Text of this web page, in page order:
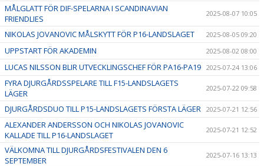
MÅLGLATT FÖR DIF-SPELARNA I SCANDINAVIAN
FRIENDLIES
2025-08-07 10:05
NIKOLAS JOVANOVIC MÅLSKYTT FÖR P16-LANDSLAGET 2025-08-05 09:20
UPPSTART FÖR AKADEMIN 2025-08-02 08:00
LUCAS NILSSON BLIR UTVECKLINGSCHEF FÖR PA16-PA19 2025-07-24 13:06
FYRA DJURGÅRDSSPELARE TILL F15-LANDSLAGETS
LÄGER
2025-07-22 09:58
DJURGÅRDSDUO TILL P15-LANDSLAGETS FÖRSTA LÄGER 2025-07-21 12:56
ALEXANDER ANDERSSON OCH NIKOLAS JOVANOVIC
KALLADE TILL P16-LANDSLAGET
2025-07-21 12:52
VÄLKOMNA TILL DJURGÅRDSFESTIVALEN DEN 6
SEPTEMBER
2025-07-16 13:13